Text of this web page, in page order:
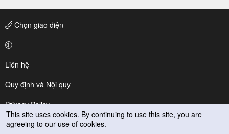
Chọn giao diện
Liên hệ
Quy định và Nội quy
Privacy Policy
Trợ giúp
This site uses cookies. By continuing to use this site, you are
agreeing to our use of cookies.